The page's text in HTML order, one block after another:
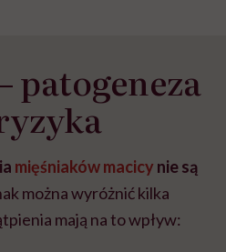
patogeneza
mięśniaków macicy nie są
można wyróżnić kilka
mają na to wpływ: